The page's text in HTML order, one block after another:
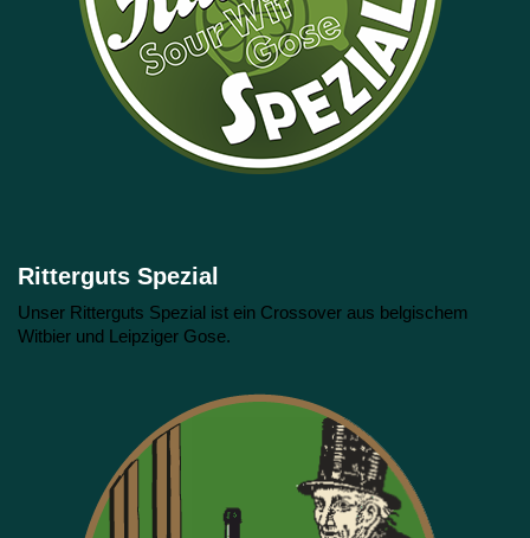
Ritterguts Spezial
Unser Ritterguts Spezial ist ein Crossover aus belgischem
Witbier und Leipziger Gose.